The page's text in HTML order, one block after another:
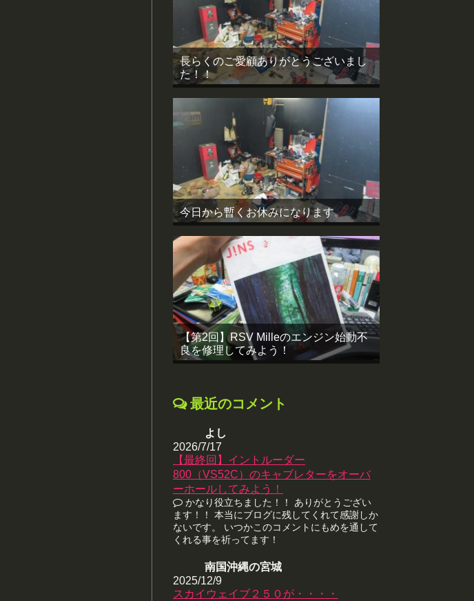
長らくのご愛顧ありがとうございまし
た！！
今日から暫くお休みになります。
【第2回】RSV Milleのエンジン始動不
良を修理してみよう！
最近のコメント
よし
2026/7/17
【最終回】イントルーダー
800（VS52C）のキャブレターをオーバ
ーホールしてみよう！
かなり役立ちました！！ ありがとうござい
ます！！ 本当にブログに残してくれて感謝しか
ないです。 いつかこのコメントにもめを通して
くれる事を祈ってます！
南国沖縄の宮城
2025/12/9
スカイウェイブ２５０が・・・・